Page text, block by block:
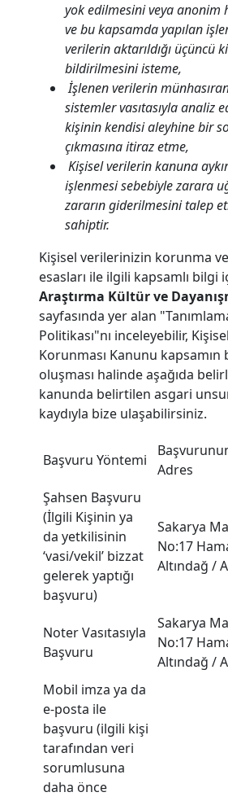
yok edilmesini veya anonim
ve bu kapsamda yapılan
verilerin aktarıldığı üçüncü
bildirilmesini isteme,
İşlenen verilerin
sistemler vasıtasıyla analiz
kişinin kendisi aleyhine bir
çıkmasına itiraz etme,
Kişisel verilerin kanuna
işlenmesi sebebiyle zarara
zararın giderilmesini talep
sahiptir.
Kişisel verilerinizin korunma
esasları ile ilgili kapsamlı bilgi
Araştırma Kültür ve
sayfasında yer alan
Politikası"nı inceleyebilir,
Korunması Kanunu kapsamın
oluşması halinde aşağıda
kanunda belirtilen asgari
kaydıyla bize ulaşabilirsiniz.
Başvuru Yöntemi
Adres
Şahsen Başvuru
(İlgili Kişinin ya
da yetkilisinin
‘vasi/vekil’ bizzat
gelerek yaptığı
başvuru)
Sakarya
No:17
Altındağ /
Noter Vasıtasıyla
Başvuru
Sakarya
No:17
Altındağ /
Mobil imza ya da
e-posta ile
başvuru (ilgili kişi
tarafından veri
sorumlusuna
daha önce